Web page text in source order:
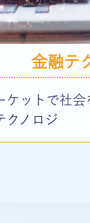
金融テ
ケットで社
ノロジ